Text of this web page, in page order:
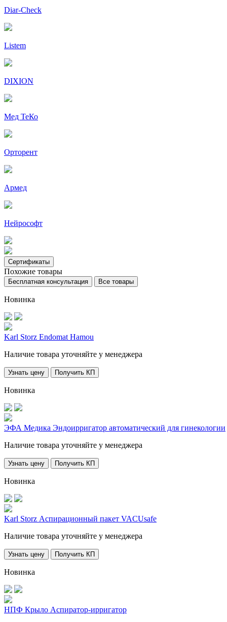
Diar-Cheсk
Listem
DIXION
Мед ТеКо
Орторент
Армед
Нейрософт
Сертификаты
Похожие товары
Бесплатная консультация Все товары
Новинка
Karl Storz Endomat Hamou
Наличие товара уточняйте у менеджера
Узнать цену Получить КП
Новинка
ЭФА Медика Эндоирригатор автоматический для гинекологии
Наличие товара уточняйте у менеджера
Узнать цену Получить КП
Новинка
Karl Storz Аспирационный пакет VACUsafe
Наличие товара уточняйте у менеджера
Узнать цену Получить КП
Новинка
НПФ Крыло Аспиратор-ирригатор